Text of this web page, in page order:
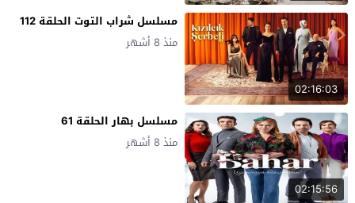
02:16:03
مسلسل شراب التوت الحلقة 112
منذ 8 أشهر
02:15:56
مسلسل بهار الحلقة 61
منذ 8 أشهر